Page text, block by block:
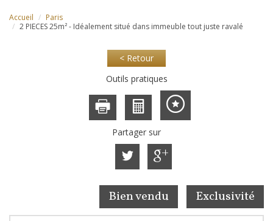
Accueil
Paris
2 PIECES 25m² - Idéalement situé dans immeuble tout juste ravalé
< Retour
Outils pratiques
Partager sur
Bien vendu Exclusivité